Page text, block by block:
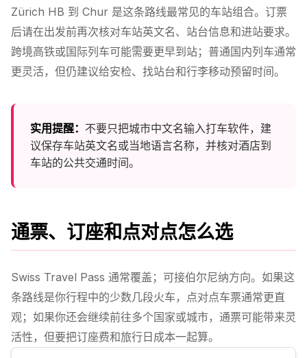
Zürich HB 到 Chur 是这条路线最常见的车站组合。订票
后请在出发前再次核对车站英文名、站台信息和进站要求。
跨境高铁或国际列车可能需要更早到站；普通国内列车通常
更灵活，但仍建议给安检、找站台和行李移动预留时间。
实用提醒： 不要只把城市中文名输入打车软件，建
议保存车站英文名或当地语言名称，并核对酒店到
车站的公共交通时间。
通票、订座和点对点怎么选
Swiss Travel Pass 通常覆盖；可接伯尔尼纳方向。如果这
条路线是你行程中的少数几段火车，点对点车票通常更直
观；如果你还会继续前往多个国家或城市，通票可能带来灵
活性，但要把订座费和旅行日成本一起算。